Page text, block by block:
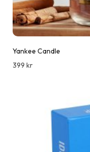
Yankee Candle
399 kr